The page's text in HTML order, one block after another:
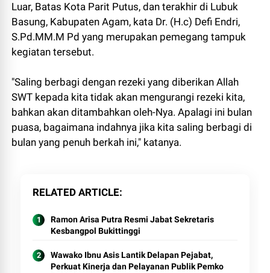
Luar, Batas Kota Parit Putus, dan terakhir di Lubuk
Basung, Kabupaten Agam, kata Dr. (H.c) Defi Endri,
S.Pd.MM.M Pd yang merupakan pemegang tampuk
kegiatan tersebut.
"Saling berbagi dengan rezeki yang diberikan Allah
SWT kepada kita tidak akan mengurangi rezeki kita,
bahkan akan ditambahkan oleh-Nya. Apalagi ini bulan
puasa, bagaimana indahnya jika kita saling berbagi di
bulan yang penuh berkah ini," katanya.
RELATED ARTICLE
Ramon Arisa Putra Resmi Jabat Sekretaris
Kesbangpol Bukittinggi
Wawako Ibnu Asis Lantik Delapan Pejabat,
Perkuat Kinerja dan Pelayanan Publik Pemko